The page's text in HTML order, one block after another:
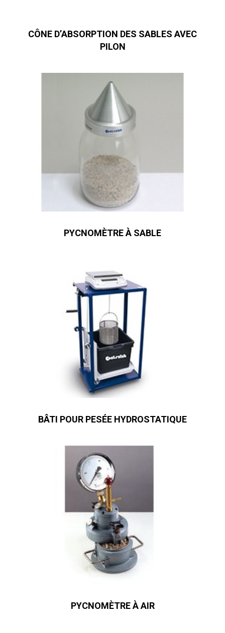
CÔNE D’ABSORPTION DES SABLES AVEC
PILON
PYCNOMÈTRE À SABLE
BÂTI POUR PESÉE HYDROSTATIQUE
PYCNOMÈTRE À AIR